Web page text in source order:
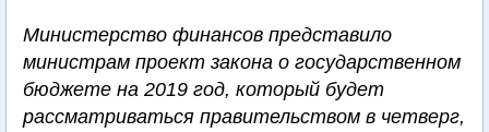
Министерство финансов представило
министрам проект закона о государственном
бюджете на 2019 год, который будет
рассматриваться правительством в четверг,